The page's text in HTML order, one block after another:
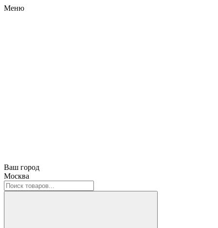
Меню
Ваш город
Москва